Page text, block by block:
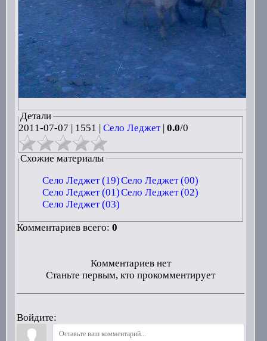
Детали
2011-07-07 | 1551 | Село Леджет | 0.0/0
Схожие материалы
Село Леджет (19)Село Леджет (00)
Село Леджет (01)Село Леджет (02)
Село Леджет (03)
Комментариев всего: 0
Комментариев нет
Станьте первым, кто прокомментирует
Войдите: